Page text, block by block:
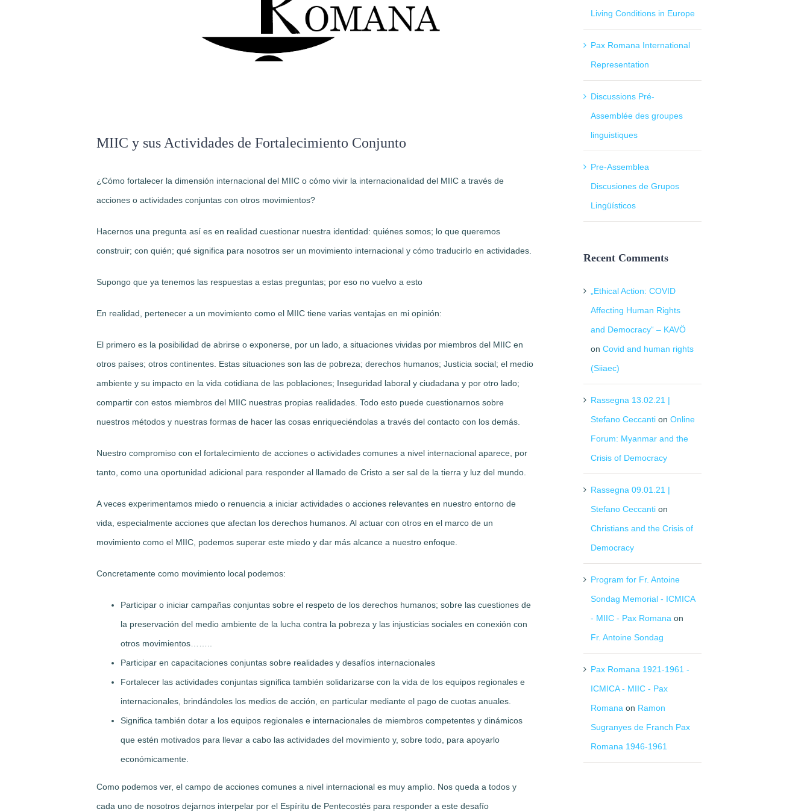
MIIC y sus Actividades de Fortalecimiento Conjunto
¿Cómo fortalecer la dimensión internacional del MIIC o cómo vivir la internacionalidad del MIIC a través de
acciones o actividades conjuntas con otros movimientos?
Hacernos una pregunta así es en realidad cuestionar nuestra identidad: quiénes somos; lo que queremos
construir; con quién; qué significa para nosotros ser un movimiento internacional y cómo traducirlo en actividades.
Supongo que ya tenemos las respuestas a estas preguntas; por eso no vuelvo a esto
En realidad, pertenecer a un movimiento como el MIIC tiene varias ventajas en mi opinión:
El primero es la posibilidad de abrirse o exponerse, por un lado, a situaciones vividas por miembros del MIIC en
otros países; otros continentes. Estas situaciones son las de pobreza; derechos humanos; Justicia social; el medio
ambiente y su impacto en la vida cotidiana de las poblaciones; Inseguridad laboral y ciudadana y por otro lado;
compartir con estos miembros del MIIC nuestras propias realidades. Todo esto puede cuestionarnos sobre
nuestros métodos y nuestras formas de hacer las cosas enriqueciéndolas a través del contacto con los demás.
Nuestro compromiso con el fortalecimiento de acciones o actividades comunes a nivel internacional aparece, por
tanto, como una oportunidad adicional para responder al llamado de Cristo a ser sal de la tierra y luz del mundo.
A veces experimentamos miedo o renuencia a iniciar actividades o acciones relevantes en nuestro entorno de
vida, especialmente acciones que afectan los derechos humanos. Al actuar con otros en el marco de un
movimiento como el MIIC, podemos superar este miedo y dar más alcance a nuestro enfoque.
Concretamente como movimiento local podemos:
Participar o iniciar campañas conjuntas sobre el respeto de los derechos humanos; sobre las cuestiones de
la preservación del medio ambiente de la lucha contra la pobreza y las injusticias sociales en conexión con
otros movimientos……..
Participar en capacitaciones conjuntas sobre realidades y desafíos internacionales
Fortalecer las actividades conjuntas significa también solidarizarse con la vida de los equipos regionales e
internacionales, brindándoles los medios de acción, en particular mediante el pago de cuotas anuales.
Significa también dotar a los equipos regionales e internacionales de miembros competentes y dinámicos
que estén motivados para llevar a cabo las actividades del movimiento y, sobre todo, para apoyarlo
económicamente.
Como podemos ver, el campo de acciones comunes a nivel internacional es muy amplio. Nos queda a todos y
cada uno de nosotros dejarnos interpelar por el Espíritu de Pentecostés para responder a este desafío
Living Conditions in Europe
Pax Romana International
Representation
Discussions Pré-
Assemblée des groupes
linguistiques
Pre-Assemblea
Discusiones de Grupos
Lingüísticos
Recent Comments
„Ethical Action: COVID
Affecting Human Rights
and Democracy“ – KAVÖ
onCovid and human rights
(Siiaec)
Rassegna 13.02.21 |
Stefano Ceccanti onOnline
Forum: Myanmar and the
Crisis of Democracy
Rassegna 09.01.21 |
Stefano Ceccanti on
Christians and the Crisis of
Democracy
Program for Fr. Antoine
Sondag Memorial - ICMICA
- MIIC - Pax Romana on
Fr. Antoine Sondag
Pax Romana 1921-1961 -
ICMICA - MIIC - Pax
Romana on Ramon
Sugranyes de Franch Pax
Romana 1946-1961